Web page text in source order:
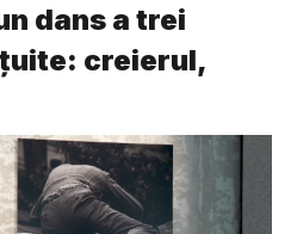
dans a trei
creierul,